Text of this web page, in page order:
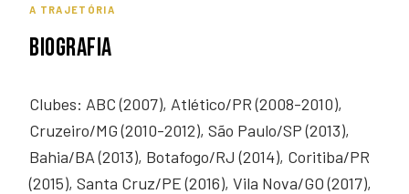
A TRAJETÓRIA
BIOGRAFIA
Clubes: ABC (2007), Atlético/PR (2008-2010),
Cruzeiro/MG (2010-2012), São Paulo/SP (2013),
Bahia/BA (2013), Botafogo/RJ (2014), Coritiba/PR
(2015), Santa Cruz/PE (2016), Vila Nova/GO (2017),